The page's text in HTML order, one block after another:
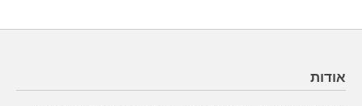
אודות